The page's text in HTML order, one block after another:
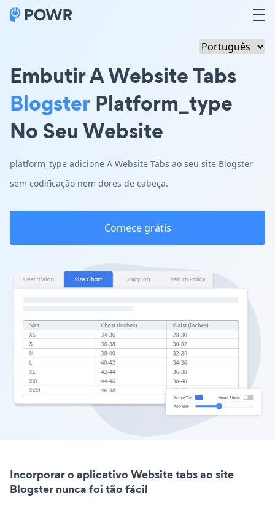
Embutir A Website Tabs
Blogster Platform_type
No Seu Website
platform_type adicione A Website Tabs ao seu site Blogster
sem codificação nem dores de cabeça.
Comece grátis
Incorporar o aplicativo Website tabs ao site
Blogster nunca foi tão fácil